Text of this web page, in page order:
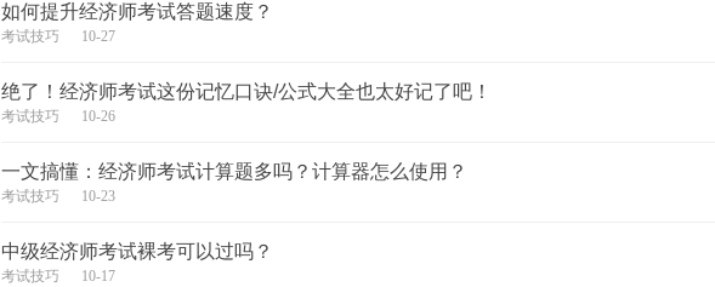
如何提升经济师考试答题速度？
考试技巧 10-27
绝了！经济师考试这份记忆口诀/公式大全也太好记了吧！
考试技巧 10-26
一文搞懂：经济师考试计算题多吗？计算器怎么使用？
考试技巧 10-23
中级经济师考试裸考可以过吗？
考试技巧 10-17